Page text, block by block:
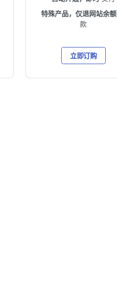
特殊产品，仅退网站余额
款
立即订购